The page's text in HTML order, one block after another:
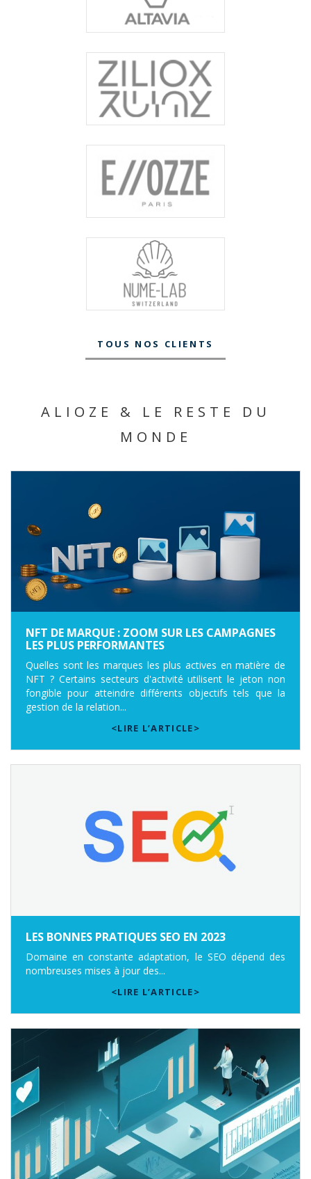
TOUS NOS CLIENTS
ALIOZE & LE RESTE DU
MONDE
NFT DE MARQUE : ZOOM SUR LES CAMPAGNES
LES PLUS PERFORMANTES
Quelles sont les marques les plus actives en matière de
NFT ? Certains secteurs d'activité utilisent le jeton non
fongible pour atteindre différents objectifs tels que la
gestion de la relation...
<LIRE L’ARTICLE>
LES BONNES PRATIQUES SEO EN 2023
Domaine en constante adaptation, le SEO dépend des
nombreuses mises à jour des...
<LIRE L’ARTICLE>